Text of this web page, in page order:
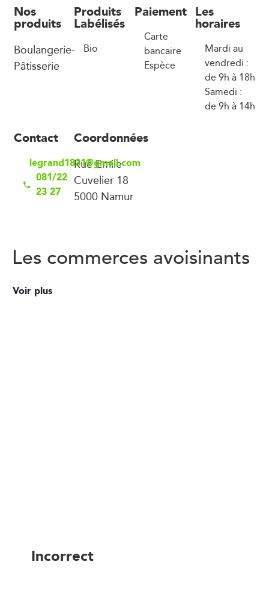
Nos
produits
Boulangerie-
Pâtisserie
Produits
Labélisés
Bio
Paiement
Carte
bancaire
Espèce
Les
horaires
Mardi au
vendredi :
de 9h à 18h
Samedi :
de 9h à 14h
Contact
legrand1831@gmail.com
081/22
23 27
Coordonnées
Rue Emile
Cuvelier 18
5000 Namur
Les commerces avoisinants
Voir plus
Incorrect